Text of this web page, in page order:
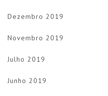
Dezembro 2019
Novembro 2019
Julho 2019
Junho 2019